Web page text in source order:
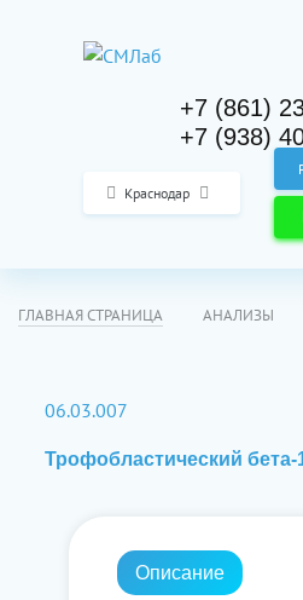
Краснодар
+7 (861)
+7 (938)
ГЛАВНАЯ СТРАНИЦА АНАЛИЗЫ
06.03.007
Трофобластический бета-
Описание